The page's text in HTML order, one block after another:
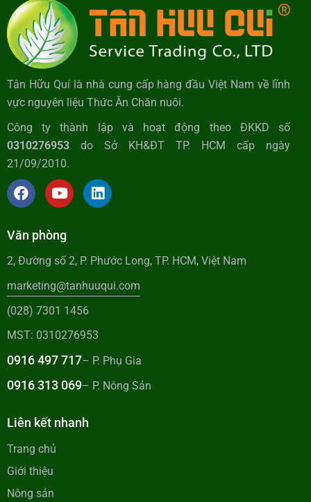
Tân Hữu Quí là nhà cung cấp hàng đầu Việt Nam về lĩnh
vực nguyên liệu Thức Ăn Chăn nuôi.
Công ty thành lập và hoạt động theo ĐKKD số
0310276953 do Sở KH&ĐT TP. HCM cấp ngày
21/09/2010.
Văn phòng
2, Đường số 2, P. Phước Long, TP. HCM, Việt Nam
marketing@tanhuuqui.com
(028) 7301 1456
MST: 0310276953
0916 497 717– P. Phụ Gia
0916 313 069– P. Nông Sản
Liên kết nhanh
Trang chủ
Giới thiệu
Nông sản